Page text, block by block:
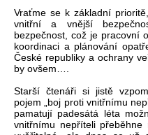
Vraťme se k základní
vnitřní a vnější
bezpečnost, což je pracovní
koordinaci a plánování
České republiky a ochrany
by ovšem….
Starší čtenáři si jistě
pojem „boj proti vnitřnímu
pamatují padesátá léta
vnitřnímu nepříteli